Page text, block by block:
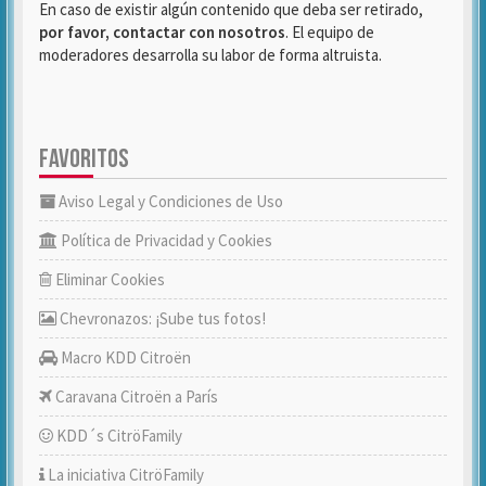
En caso de existir algún contenido que deba ser retirado,
por favor, contactar con nosotros. El equipo de
moderadores desarrolla su labor de forma altruista.
FAVORITOS
Aviso Legal y Condiciones de Uso
Política de Privacidad y Cookies
Eliminar Cookies
Chevronazos: ¡Sube tus fotos!
Macro KDD Citroën
Caravana Citroën a París
KDD´s CitröFamily
La iniciativa CitröFamily